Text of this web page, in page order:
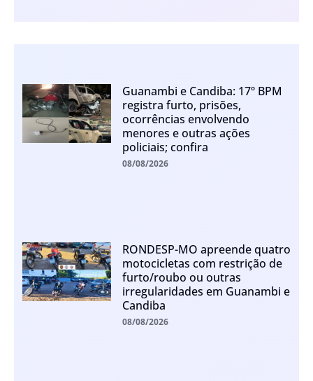
Guanambi e Candiba: 17º BPM
registra furto, prisões,
ocorrências envolvendo
menores e outras ações
policiais; confira
08/08/2026
RONDESP-MO apreende quatro
motocicletas com restrição de
furto/roubo ou outras
irregularidades em Guanambi e
Candiba
08/08/2026